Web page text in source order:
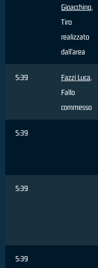
Gioacchino,
Tiro
realizzato
dall'area
5:39 Fazzi Luca,
Fallo
commesso
5:39
5:39
5:39